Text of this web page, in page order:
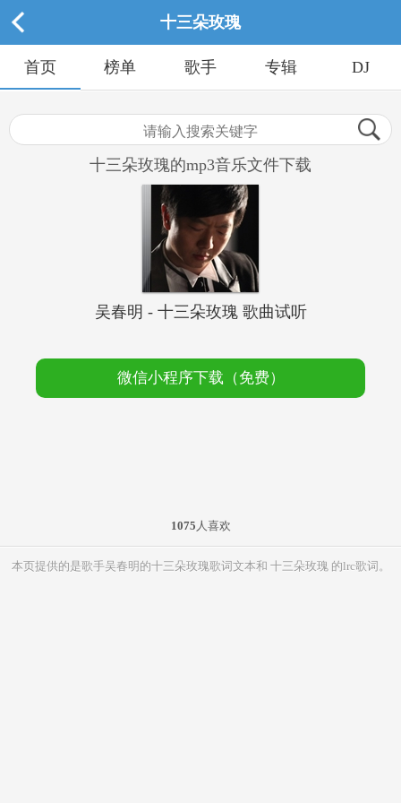
十三朵玫瑰
首页 榜单 歌手 专辑 DJ
十三朵玫瑰的mp3音乐文件下载
吴春明 - 十三朵玫瑰 歌曲试听
微信小程序下载（免费）
1075 人喜欢
本页提供的是歌手吴春明的十三朵玫瑰歌词文本和 十三朵玫瑰 的lrc歌词。